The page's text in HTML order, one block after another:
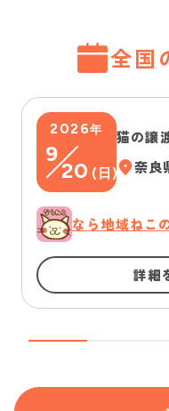
全国
2026年
9
20 ( 日)
猫の譲
奈良
なら地域ねこ
詳細